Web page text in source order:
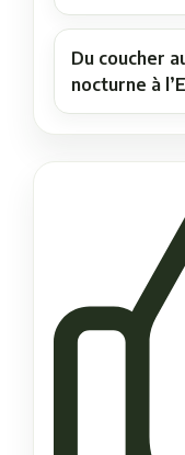
Du coucher
nocturne à